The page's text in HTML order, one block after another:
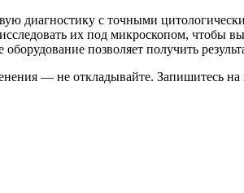
диагностику с точными
их под микроскопом, чтобы
позволяет получить
— не откладывайте. Запишитесь